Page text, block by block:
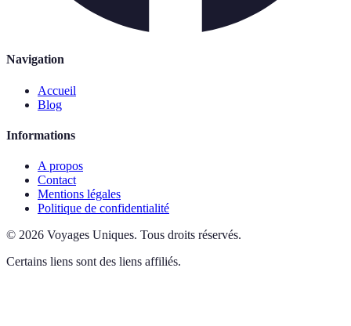
Navigation
Accueil
Blog
Informations
A propos
Contact
Mentions légales
Politique de confidentialité
© 2026 Voyages Uniques. Tous droits réservés.
Certains liens sont des liens affiliés.